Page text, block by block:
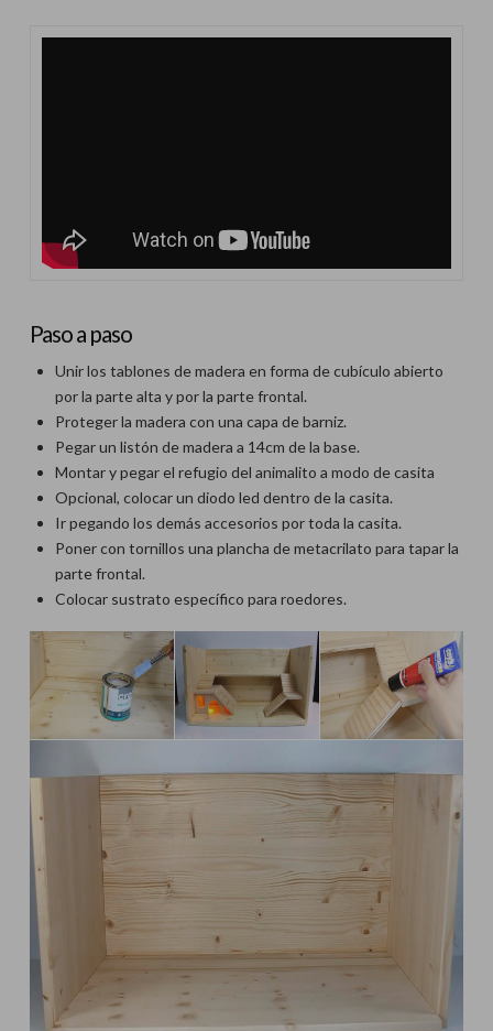
Paso a paso
Unir los tablones de madera en forma de cubículo abierto
por la parte alta y por la parte frontal.
Proteger la madera con una capa de barniz.
Pegar un listón de madera a 14cm de la base.
Montar y pegar el refugio del animalito a modo de casita
Opcional, colocar un diodo led dentro de la casita.
Ir pegando los demás accesorios por toda la casita.
Poner con tornillos una plancha de metacrilato para tapar la
parte frontal.
Colocar sustrato específico para roedores.